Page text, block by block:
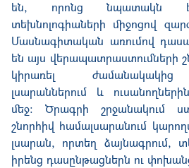
են, որոնց նպատակն է
տեխնոլոգիաների միջոցով
Մասնագիտական առումով
են այս վերապատրաստումների
կիրառել ժամանակակից
լսարաններում և
մեջ: Ծրագրի շրջանակում
շնորհիվ համալսարանում
լսարան, որտեղ ձայնագրում,
իրենց դասընթացներն ու